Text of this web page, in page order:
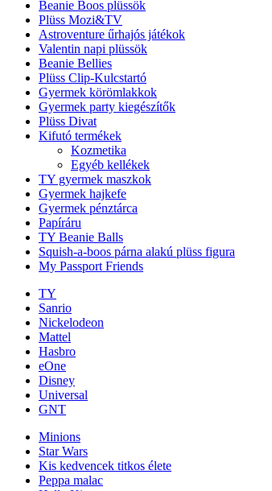
Beanie Boos plüssök
Plüss Mozi&TV
Astroventure űrhajós játékok
Valentin napi plüssök
Beanie Bellies
Plüss Clip-Kulcstartó
Gyermek körömlakkok
Gyermek party kiegészítők
Plüss Divat
Kifutó termékek
Kozmetika
Egyéb kellékek
TY gyermek maszkok
Gyermek hajkefe
Gyermek pénztárca
Papíráru
TY Beanie Balls
Squish-a-boos párna alakú plüss figura
My Passport Friends
TY
Sanrio
Nickelodeon
Mattel
Hasbro
eOne
Disney
Universal
GNT
Minions
Star Wars
Kis kedvencek titkos élete
Peppa malac